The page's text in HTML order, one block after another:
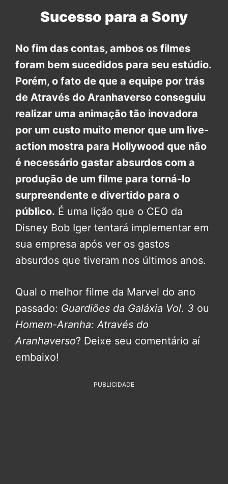
Sucesso para a Sony
No fim das contas, ambos os filmes
foram bem sucedidos para seu estúdio.
Porém, o fato de que a equipe por trás
de Através do Aranhaverso conseguiu
realizar uma animação tão inovadora
por um custo muito menor que um live-
action mostra para Hollywood que não
é necessário gastar absurdos com a
produção de um filme para torná-lo
surpreendente e divertido para o
público. É uma lição que o CEO da
Disney Bob Iger tentará implementar em
sua empresa após ver os gastos
absurdos que tiveram nos últimos anos.
Qual o melhor filme da Marvel do ano
passado: Guardiões da Galáxia Vol. 3 ou
Homem-Aranha: Através do
Aranhaverso? Deixe seu comentário aí
embaixo!
PUBLICIDADE